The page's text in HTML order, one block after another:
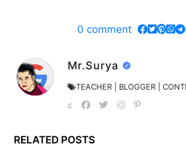
0 comment
Mr.Surya
TEACHER | BLOGGER |
RELATED POSTS